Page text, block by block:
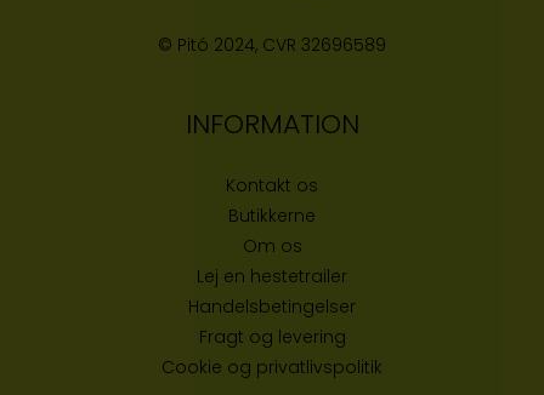
© Pitó 2024, CVR 32696589
INFORMATION
Kontakt os
Butikkerne
Om os
Lej en hestetrailer
Handelsbetingelser
Fragt og levering
Cookie og privatlivspolitik